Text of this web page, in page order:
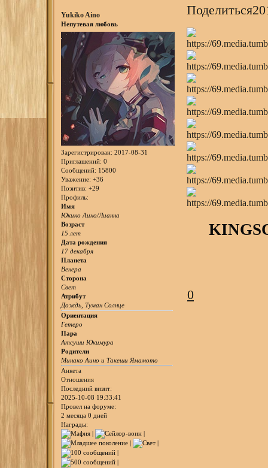
Поделиться
Yukiko Aino
Непутевая любовь
Зарегистрирован: 2017-08-31
Приглашений: 0
Сообщений: 15800
Уважение: +36
Позитив: +29
Профиль:
Имя
Юкико Аино/Лианна
Возраст
15 лет
Дата рождения
17 декабря
Планета
Венера
Сторона
Свет
Атрибут
Дождь, Туман Солнце
Ориентация
Гетеро
Пара
Атсуши Юкимура
Родители
Минако Аино и Такеши Ямамото
Анкета
Отношения
Последний визит:
2025-10-08 19:33:41
Провел на форуме:
2 месяца 0 дней
Награды:
0